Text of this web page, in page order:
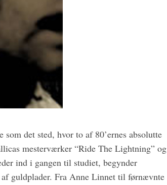
det sted, hvor to af 80’ernes absolutte
mesterværker “Ride The Lightning” og
ind i gangen til studiet, begynder
guldplader. Fra Anne Linnet til førnævnte